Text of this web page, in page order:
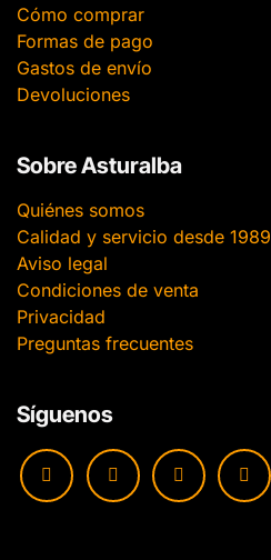
Cómo comprar
Formas de pago
Gastos de envío
Devoluciones
Sobre Asturalba
Quiénes somos
Calidad y servicio desde 1989
Aviso legal
Condiciones de venta
Privacidad
Preguntas frecuentes
Síguenos